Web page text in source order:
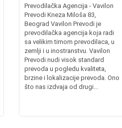
Prevodilačka Agencija - Vavilon
Prevodi Kneza Miloša 83,
Beograd Vavilon Prevodi je
prevodilačka agencija koja radi
sa velikim timom prevodilaca, u
zemlji i u inostranstvu. Vavilon
Prevodi nudi visok standard
prevoda u pogledu kvaliteta,
brzine i lokalizacije prevoda. Ono
što nas izdvaja od drugi...